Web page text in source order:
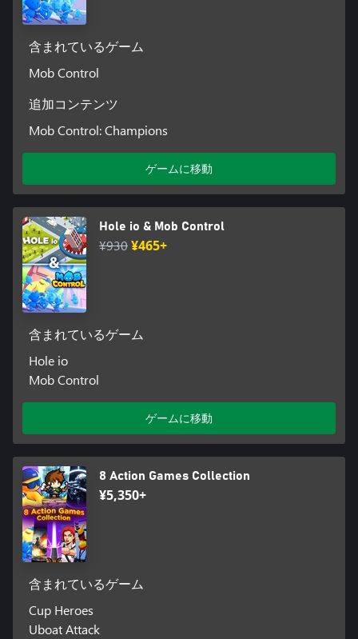
含まれているゲーム
Mob Control
追加コンテンツ
Mob Control: Champions
ゲームに移動
Hole io & Mob Control
¥930¥465+
含まれているゲーム
Hole io
Mob Control
ゲームに移動
8 Action Games Collection
¥5,350+
含まれているゲーム
Cup Heroes
Uboat Attack